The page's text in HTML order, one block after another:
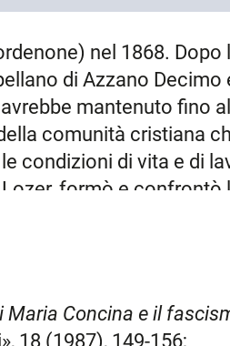
nel 1868. Dopo
di Azzano Decimo
mantenuto fino
comunità cristiana
condizioni di vita e di
formò e confrontò
don Romolo Murri
al vescovo
terrieri, che non
Maria Concina e il
18 (1987), 149-156;